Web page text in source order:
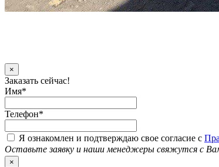
×
Заказать сейчас!
Имя*
Телефон*
Я ознакомлен и подтверждаю свое согласие с
Оставьте заявку и наши менеджеры свяжутся с
×